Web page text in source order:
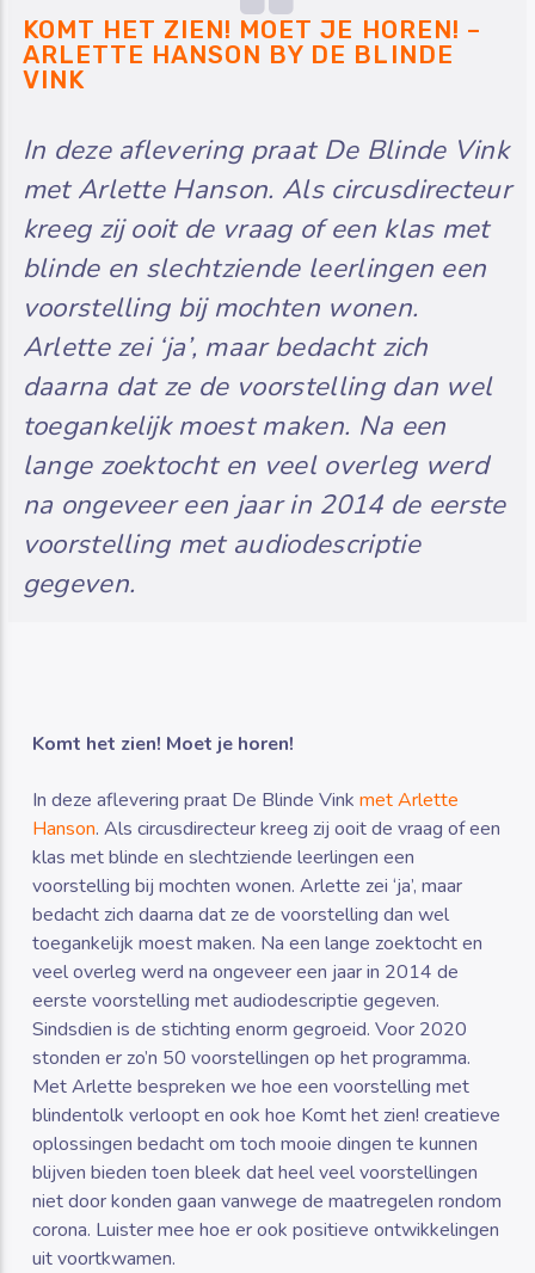
KOMT HET ZIEN! MOET JE HOREN! –
ARLETTE HANSON BY DE BLINDE
VINK
In deze aflevering praat De Blinde Vink
met Arlette Hanson. Als circusdirecteur
kreeg zij ooit de vraag of een klas met
blinde en slechtziende leerlingen een
voorstelling bij mochten wonen.
Arlette zei ‘ja’, maar bedacht zich
daarna dat ze de voorstelling dan wel
toegankelijk moest maken. Na een
lange zoektocht en veel overleg werd
na ongeveer een jaar in 2014 de eerste
voorstelling met audiodescriptie
gegeven.
Komt het zien! Moet je horen!
In deze aflevering praat De Blinde Vinkmet Arlette
Hanson. Als circusdirecteur kreeg zij ooit de vraag of een
klas met blinde en slechtziende leerlingen een
voorstelling bij mochten wonen. Arlette zei ‘ja’, maar
bedacht zich daarna dat ze de voorstelling dan wel
toegankelijk moest maken. Na een lange zoektocht en
veel overleg werd na ongeveer een jaar in 2014 de
eerste voorstelling met audiodescriptie gegeven.
Sindsdien is de stichting enorm gegroeid. Voor 2020
stonden er zo’n 50 voorstellingen op het programma.
Met Arlette bespreken we hoe een voorstelling met
blindentolk verloopt en ook hoe Komt het zien! creatieve
oplossingen bedacht om toch mooie dingen te kunnen
blijven bieden toen bleek dat heel veel voorstellingen
niet door konden gaan vanwege de maatregelen rondom
corona. Luister mee hoe er ook positieve ontwikkelingen
uit voortkwamen.